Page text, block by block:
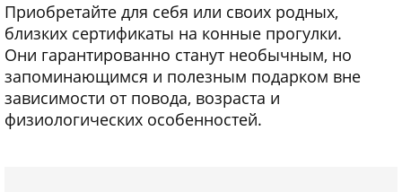
Приобретайте для себя или своих родных,
близких сертификаты на конные прогулки.
Они гарантированно станут необычным, но
запоминающимся и полезным подарком вне
зависимости от повода, возраста и
физиологических особенностей.